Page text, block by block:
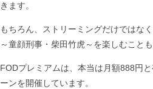
きます。
もちろん、ストリーミングだけではな
～童顔刑事・柴田竹虎～を楽しむことも
FODプレミアムは、本当は月額888円
ーンを開催しています。